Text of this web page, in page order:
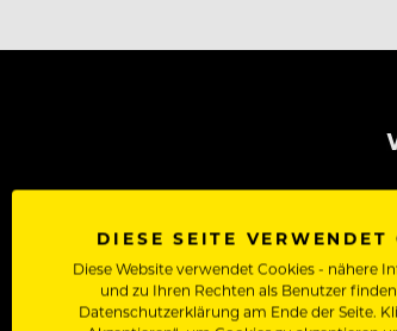
Zugriff auf alle Artikel, Videos &
DIESE SEITE VERWENDET
Diese Website verwendet Cookies - nähere
und zu Ihren Rechten als Benutzer
Datenschutzerklärung am Ende der Seite.